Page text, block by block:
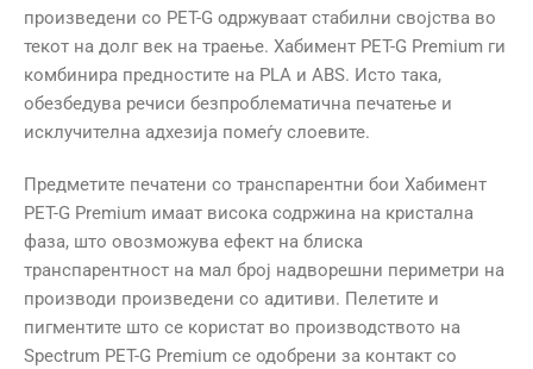
произведени со PET-G одржуваат стабилни својства во
текот на долг век на траење. Хабимент PET-G Premium ги
комбинира предностите на PLA и ABS. Исто така,
обезбедува речиси безпроблематична печатење и
исклучителна адхезија помеѓу слоевите.
Предметите печатени со транспарентни бои Хабимент
PET-G Premium имаат висока содржина на кристална
фаза, што овозможува ефект на блиска
транспарентност на мал број надворешни периметри на
производи произведени со адитиви. Пелетите и
пигментите што се користат во производството на
Spectrum PET-G Premium се одобрени за контакт со